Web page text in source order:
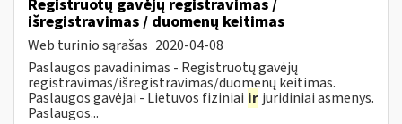
Registruotų gavėjų registravimas /
išregistravimas / duomenų keitimas
Web turinio sąrašas 2020-04-08
Paslaugos pavadinimas - Registruotų gavėjų
registravimas/išregistravimas/duomenų keitimas.
Paslaugos gavėjai - Lietuvos fiziniai ir juridiniai asmenys.
Paslaugos...